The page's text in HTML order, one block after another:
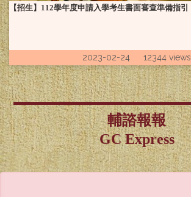
【招生】112學年度申請入學考生書面審查準備指引
2023-02-24 12344 views
輔諮報報
GC Express